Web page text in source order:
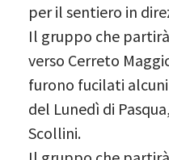
per il sentiero in
Il gruppo che
verso Cerreto
furono fucilati
del Lunedì di
Scollini.